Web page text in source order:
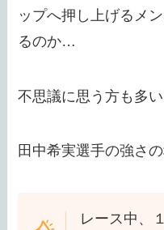
ップへ押し上げるメ
るのか…
不思議に思う方も多い
田中希実選手の強さの
レース中、